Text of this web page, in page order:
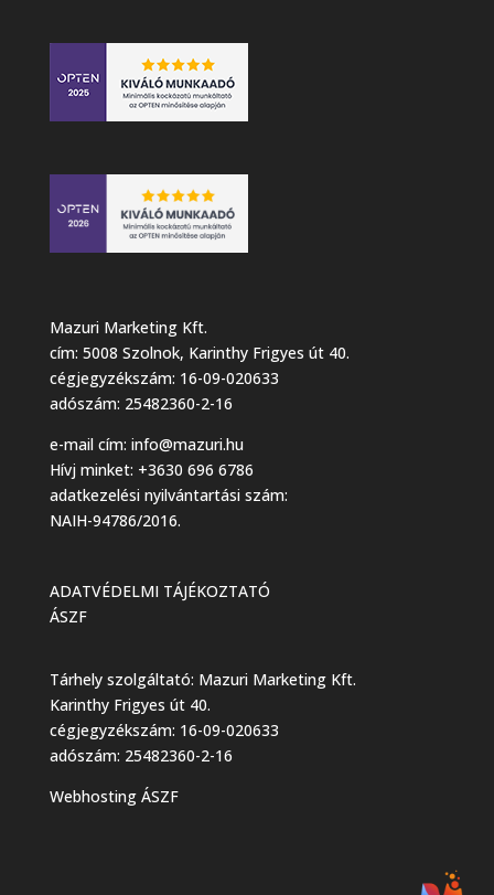
Mazuri Marketing Kft.
cím: 5008 Szolnok, Karinthy Frigyes út 40.
cégjegyzékszám: 16-09-020633
adószám: 25482360-2-16
e-mail cím: info@mazuri.hu
Hívj minket: +3630 696 6786
adatkezelési nyilvántartási szám:
NAIH-94786/2016.
ADATVÉDELMI TÁJÉKOZTATÓ
ÁSZF
Tárhely szolgáltató: Mazuri Marketing Kft.
Karinthy Frigyes út 40.
cégjegyzékszám: 16-09-020633
adószám: 25482360-2-16
Webhosting ÁSZF